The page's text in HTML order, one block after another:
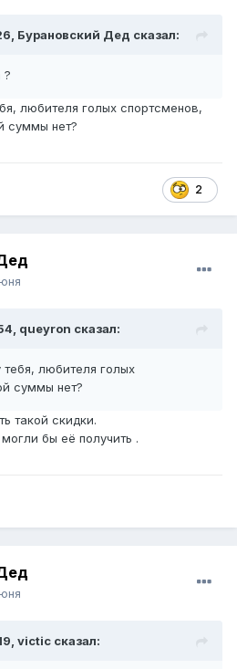
Бурановский Дед сказал:
?
любителя голых спортсменов,
суммы нет?
2
queyron сказал:
любителя голых
суммы нет?
такой скидки.
бы её получить .
victic сказал: